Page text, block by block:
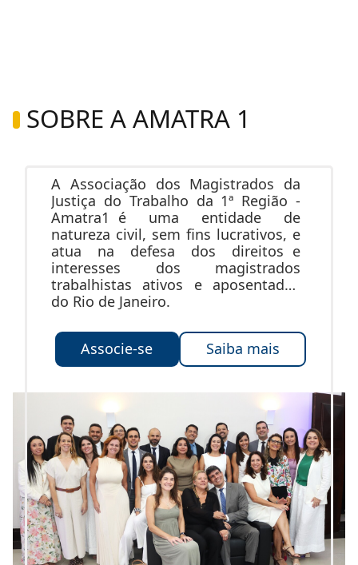
SOBRE A AMATRA 1
A Associação dos Magistrados da
Justiça do Trabalho da 1ª Região -
Amatra1 é uma entidade de
natureza civil, sem fins lucrativos, e
atua na defesa dos direitos e
interesses dos magistrados
trabalhistas ativos e aposentados
do Rio de Janeiro.
Associe-se Saiba mais